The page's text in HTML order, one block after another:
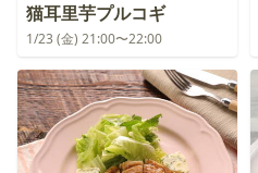
猫耳里芋プルコギ
1/23 (金) 21:00〜22:00